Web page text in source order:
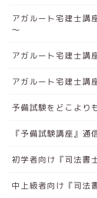
アガルート宅建士講
～
アガルート宅建士講
アガルート宅建士講
予備試験をどこより
『予備試験講座』通
初学者向け『司法書
中上級者向け『司法